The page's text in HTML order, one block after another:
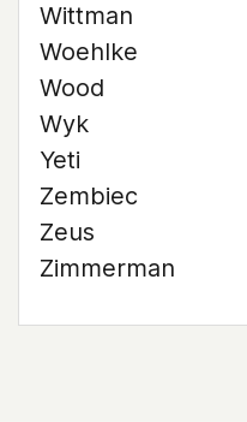
Wittman
Woehlke
Wood
Wyk
Yeti
Zembiec
Zeus
Zimmerman